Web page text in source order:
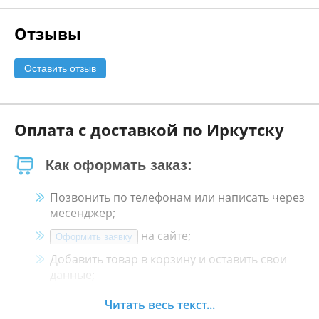
Отзывы
Оставить отзыв
Оплата с доставкой по Иркутску
Как оформать заказ:
Позвонить по телефонам или написать через
месенджер;
Оформить заявку
на сайте;
Добавить товар в корзину и оставить свои
данные;
Менеджер свяжется с Вами в течение 30
Читать весь текст...